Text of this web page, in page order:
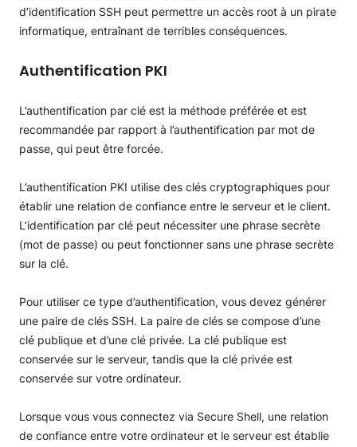
d’identification SSH peut permettre un accès root à un pirate
informatique, entraînant de terribles conséquences.
Authentification PKI
L’authentification par clé est la méthode préférée et est
recommandée par rapport à l’authentification par mot de
passe, qui peut être forcée.
L’authentification PKI utilise des clés cryptographiques pour
établir une relation de confiance entre le serveur et le client.
L’identification par clé peut nécessiter une phrase secrète
(mot de passe) ou peut fonctionner sans une phrase secrète
sur la clé.
Pour utiliser ce type d’authentification, vous devez générer
une paire de clés SSH. La paire de clés se compose d’une
clé publique et d’une clé privée. La clé publique est
conservée sur le serveur, tandis que la clé privée est
conservée sur votre ordinateur.
Lorsque vous vous connectez via Secure Shell, une relation
de confiance entre votre ordinateur et le serveur est établie